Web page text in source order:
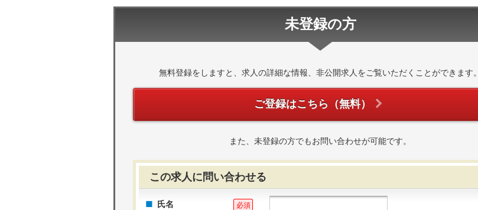
未登録の方
無料登録をしますと、求人の詳細な情報、非公開求人をご覧いただくことができます。
ご登録はこちら（無料）
また、未登録の方でもお問い合わせが可能です。
この求人に問い合わせる
氏名 必須